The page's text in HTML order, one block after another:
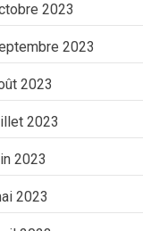
2023
2023
2023
2023
2023
2023